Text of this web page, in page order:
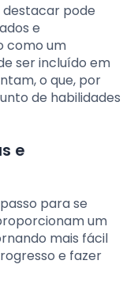
pode
e
como um
ser incluído em
o que, por
de habilidades
e
para se
um
mais fácil
e fazer